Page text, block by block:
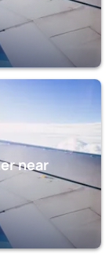
near